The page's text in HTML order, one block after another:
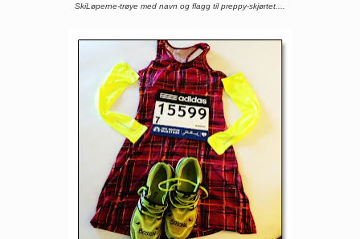
SkiLøperne-trøye med navn og flagg til preppy-skjørtet....